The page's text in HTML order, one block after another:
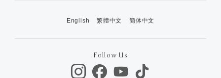
English 繁體中文 簡体中文
Follow Us